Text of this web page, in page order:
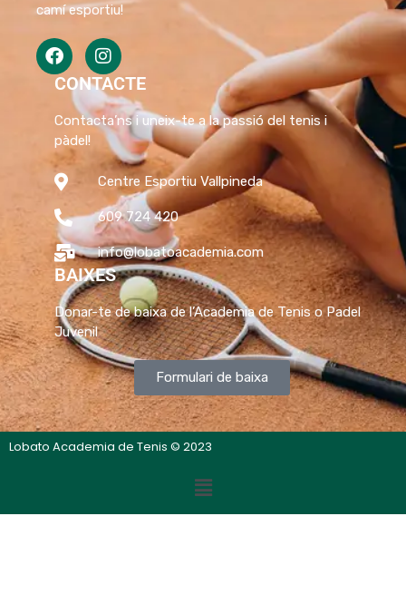
camí esportiu!
CONTACTE
Contacta’ns i uneix-te a la passió del tenis i
pàdel!
Centre Esportiu Vallpineda
609 724 420
info@lobatoacademia.com
BAIXES
Donar-te de baixa de l’Academia de Tenis o Padel
Juvenil
Formulari de baixa
Lobato Academia de Tenis © 2023